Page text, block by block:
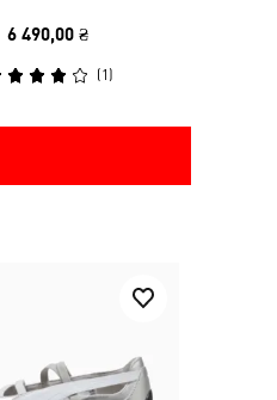
6 490,00 ₴
(1 )